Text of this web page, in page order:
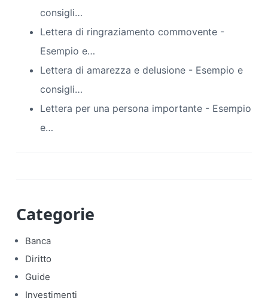
consigli…
Lettera di ringraziamento commovente -
Esempio e…
Lettera di amarezza e delusione - Esempio e
consigli…
Lettera per una persona importante - Esempio
e…
Categorie
Banca
Diritto
Guide
Investimenti